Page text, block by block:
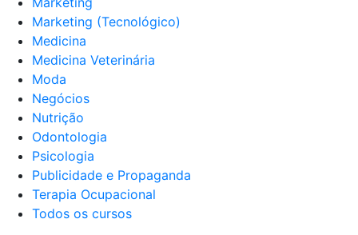
Marketing (Tecnológico)
Medicina
Medicina Veterinária
Moda
Negócios
Nutrição
Odontologia
Psicologia
Publicidade e Propaganda
Terapia Ocupacional
Todos os cursos